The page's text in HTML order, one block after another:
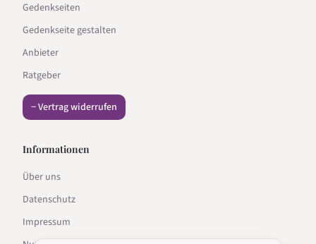
Gedenkseiten
Gedenkseite gestalten
Anbieter
Ratgeber
− Vertrag widerrufen
Informationen
Über uns
Datenschutz
Impressum